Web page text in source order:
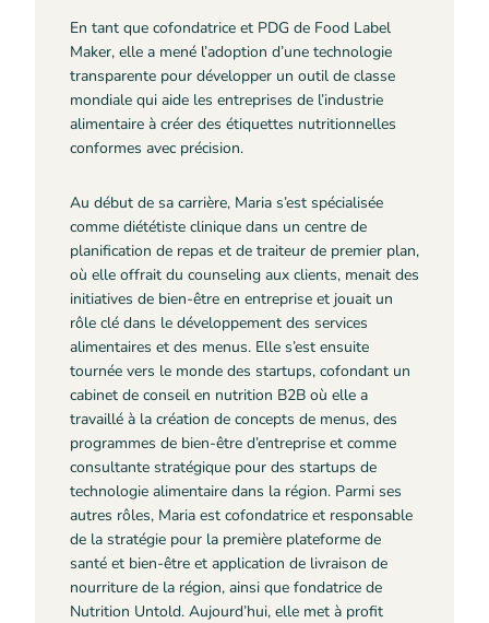
En tant que cofondatrice et PDG de Food Label
Maker, elle a mené l’adoption d’une technologie
transparente pour développer un outil de classe
mondiale qui aide les entreprises de l’industrie
alimentaire à créer des étiquettes nutritionnelles
conformes avec précision.
Au début de sa carrière, Maria s’est spécialisée
comme diététiste clinique dans un centre de
planification de repas et de traiteur de premier plan,
où elle offrait du counseling aux clients, menait des
initiatives de bien-être en entreprise et jouait un
rôle clé dans le développement des services
alimentaires et des menus. Elle s’est ensuite
tournée vers le monde des startups, cofondant un
cabinet de conseil en nutrition B2B où elle a
travaillé à la création de concepts de menus, des
programmes de bien-être d’entreprise et comme
consultante stratégique pour des startups de
technologie alimentaire dans la région. Parmi ses
autres rôles, Maria est cofondatrice et responsable
de la stratégie pour la première plateforme de
santé et bien-être et application de livraison de
nourriture de la région, ainsi que fondatrice de
Nutrition Untold. Aujourd’hui, elle met à profit